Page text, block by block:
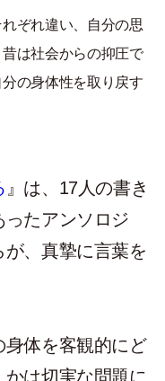
ぞれ違い、自分の思
は社会からの抑圧で
の身体性を取り戻す
』は、17人の書き
たアンソロジ
、真摯に言葉を
身体を客観的にど
は切実な問題に